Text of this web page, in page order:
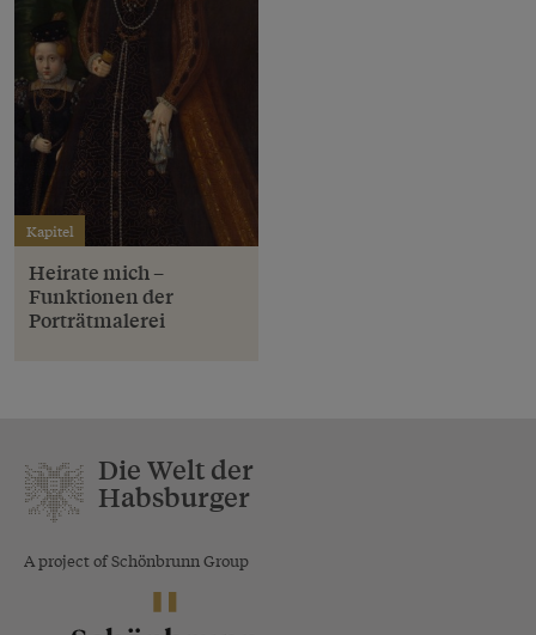
Kapitel
Heirate mich –
Funktionen der
Porträtmalerei
Die Welt der
Habsburger
A project of Schönbrunn Group